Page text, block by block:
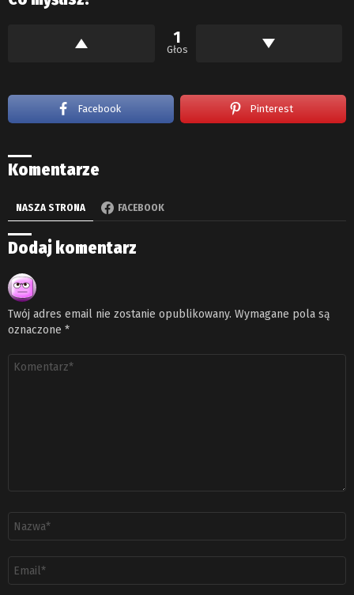
1
Głos
Facebook Pinterest
Komentarze
NASZA STRONA FACEBOOK
Dodaj komentarz
Twój adres email nie zostanie opublikowany. Wymagane pola są
oznaczone *
Komentarz
email
*